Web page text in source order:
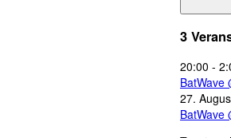
3
20:00 -
BatWave
27.
BatWave